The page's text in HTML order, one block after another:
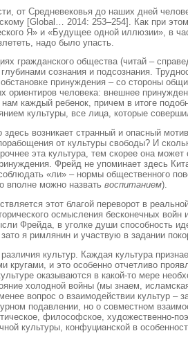
от Средневековья до наших дней
[Global… 2014: 253–254]. Как при
Я» и «Будущее одной иллюзии», в
надо было упасть.
гражданского общества (читай –
сознания и подсознания.
принуждения – со стороны
ориентиров человека: внешнее
нам каждый ребенок, причем в итоге
культуры, все лица, которые
здесь возникает странный и опасный
от культуры свободы? И
эта культура, тем скорее она
Фрейд не упоминает здесь
«ли» – нормы общественного
вполне можно назвать воспитанием).
этот благой переворот в
осмысления бесконечных
Фрейда, в уголке души способность
я римлянин и участвую в задании
культур. Каждая культура
кругами, и это особенно отчетливо
оказываются в какой-то мере
холодной войны (мы знаем,
вопрос о взаимодействии культур
подавлении, но о совместном
философское, художественно-
культуры, конфуцианской в